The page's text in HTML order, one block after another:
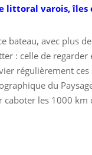
littoral varois, îles
bateau, avec plus
: celle de regarder
régulièrement
du
les 1000 km